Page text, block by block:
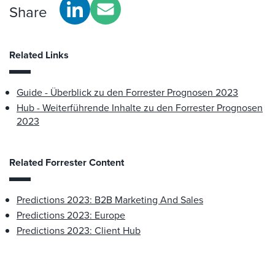
Share
Related Links
Guide - Überblick zu den Forrester Prognosen 2023
Hub - Weiterführende Inhalte zu den Forrester Prognosen
2023
Related Forrester Content
Predictions 2023: B2B Marketing And Sales
Predictions 2023: Europe
Predictions 2023: Client Hub